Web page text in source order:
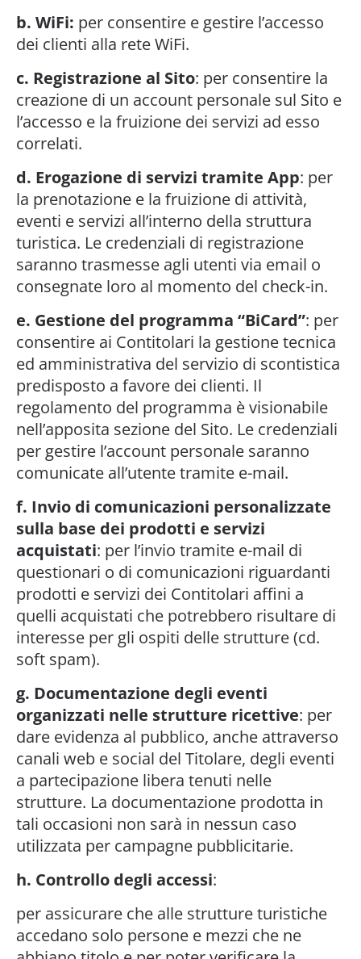
b. WiFi: per consentire e gestire l’accesso
dei clienti alla rete WiFi.
c. Registrazione al Sito: per consentire la
creazione di un account personale sul Sito e
l’accesso e la fruizione dei servizi ad esso
correlati.
d. Erogazione di servizi tramite App: per
la prenotazione e la fruizione di attività,
eventi e servizi all’interno della struttura
turistica. Le credenziali di registrazione
saranno trasmesse agli utenti via email o
consegnate loro al momento del check-in.
e. Gestione del programma “BiCard”: per
consentire ai Contitolari la gestione tecnica
ed amministrativa del servizio di scontistica
predisposto a favore dei clienti. Il
regolamento del programma è visionabile
nell’apposita sezione del Sito. Le credenziali
per gestire l’account personale saranno
comunicate all’utente tramite e-mail.
f. Invio di comunicazioni personalizzate
sulla base dei prodotti e servizi
acquistati: per l’invio tramite e-mail di
questionari o di comunicazioni riguardanti
prodotti e servizi dei Contitolari affini a
quelli acquistati che potrebbero risultare di
interesse per gli ospiti delle strutture (cd.
soft spam).
g. Documentazione degli eventi
organizzati nelle strutture ricettive: per
dare evidenza al pubblico, anche attraverso
canali web e social del Titolare, degli eventi
a partecipazione libera tenuti nelle
strutture. La documentazione prodotta in
tali occasioni non sarà in nessun caso
utilizzata per campagne pubblicitarie.
h. Controllo degli accessi:
per assicurare che alle strutture turistiche
accedano solo persone e mezzi che ne